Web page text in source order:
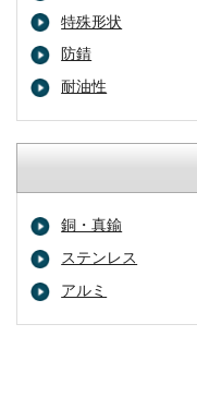
特殊形状
防錆
耐油性
銅・真鍮
ステンレス
アルミ